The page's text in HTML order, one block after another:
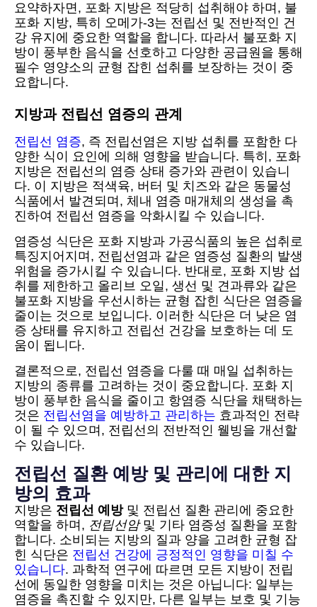
요약하자면, 포화 지방은 적당히 섭취해야 하며, 불
포화 지방, 특히 오메가-3는 전립선 및 전반적인 건
강 유지에 중요한 역할을 합니다. 따라서 불포화 지
방이 풍부한 음식을 선호하고 다양한 공급원을 통해
필수 영양소의 균형 잡힌 섭취를 보장하는 것이 중
요합니다.
지방과 전립선 염증의 관계
전립선 염증, 즉 전립선염은 지방 섭취를 포함한 다
양한 식이 요인에 의해 영향을 받습니다. 특히, 포화
지방은 전립선의 염증 상태 증가와 관련이 있습니
다. 이 지방은 적색육, 버터 및 치즈와 같은 동물성
식품에서 발견되며, 체내 염증 매개체의 생성을 촉
진하여 전립선 염증을 악화시킬 수 있습니다.
염증성 식단은 포화 지방과 가공식품의 높은 섭취로
특징지어지며, 전립선염과 같은 염증성 질환의 발생
위험을 증가시킬 수 있습니다. 반대로, 포화 지방 섭
취를 제한하고 올리브 오일, 생선 및 견과류와 같은
불포화 지방을 우선시하는 균형 잡힌 식단은 염증을
줄이는 것으로 보입니다. 이러한 식단은 더 낮은 염
증 상태를 유지하고 전립선 건강을 보호하는 데 도
움이 됩니다.
결론적으로, 전립선 염증을 다룰 때 매일 섭취하는
지방의 종류를 고려하는 것이 중요합니다. 포화 지
방이 풍부한 음식을 줄이고 항염증 식단을 채택하는
것은 전립선염을 예방하고 관리하는 효과적인 전략
이 될 수 있으며, 전립선의 전반적인 웰빙을 개선할
수 있습니다.
전립선 질환 예방 및 관리에 대한 지
방의 효과
지방은 전립선 예방및 전립선 질환 관리에 중요한
역할을 하며, 전립선암및 기타 염증성 질환을 포함
합니다. 소비되는 지방의 질과 양을 고려한 균형 잡
힌 식단은 전립선 건강에 긍정적인 영향을 미칠 수
있습니다. 과학적 연구에 따르면 모든 지방이 전립
선에 동일한 영향을 미치는 것은 아닙니다: 일부는
염증을 촉진할 수 있지만, 다른 일부는 보호 및 기능